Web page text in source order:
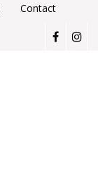
Contact